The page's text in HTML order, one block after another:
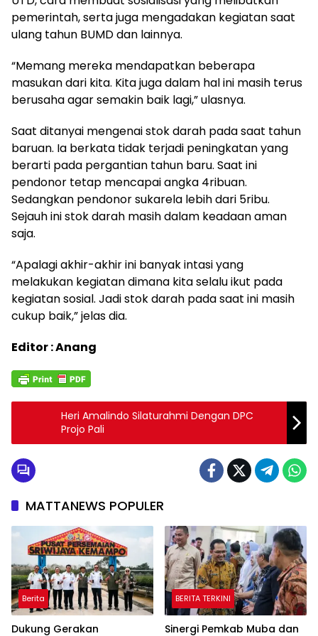
pemerintah, serta juga mengadakan kegiatan saat
ulang tahun BUMD dan lainnya.
“Memang mereka mendapatkan beberapa
masukan dari kita. Kita juga dalam hal ini masih terus
berusaha agar semakin baik lagi,” ulasnya.
Saat ditanyai mengenai stok darah pada saat tahun
baruan. Ia berkata tidak terjadi peningkatan yang
berarti pada pergantian tahun baru. Saat ini
pendonor tetap mencapai angka 4ribuan.
Sedangkan pendonor sukarela lebih dari 5ribu.
Sejauh ini stok darah masih dalam keadaan aman
saja.
“Apalagi akhir-akhir ini banyak intasi yang
melakukan kegiatan dimana kita selalu ikut pada
kegiatan sosial. Jadi stok darah pada saat ini masih
cukup baik,” jelas dia.
Editor : Anang
Heri Amalindo Silaturahmi Dengan DPC
Projo Pali
MATTANEWS POPULER
Berita
Dukung Gerakan
BERITA TERKINI
Sinergi Pemkab Muba dan